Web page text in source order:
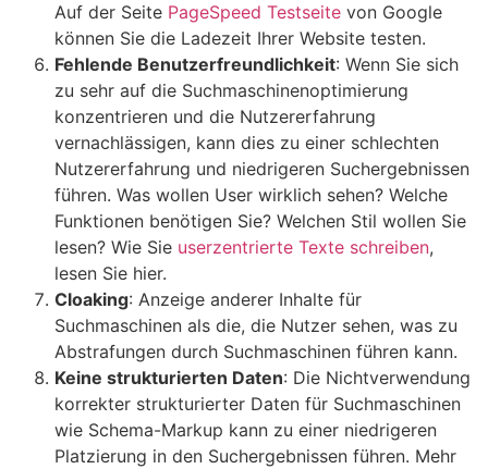
Auf der Seite PageSpeed Testseite von Google
können Sie die Ladezeit Ihrer Website testen.
Fehlende Benutzerfreundlichkeit: Wenn Sie sich
zu sehr auf die Suchmaschinenoptimierung
konzentrieren und die Nutzererfahrung
vernachlässigen, kann dies zu einer schlechten
Nutzererfahrung und niedrigeren Suchergebnissen
führen. Was wollen User wirklich sehen? Welche
Funktionen benötigen Sie? Welchen Stil wollen Sie
lesen? Wie Sie userzentrierte Texte schreiben,
lesen Sie hier.
Cloaking: Anzeige anderer Inhalte für
Suchmaschinen als die, die Nutzer sehen, was zu
Abstrafungen durch Suchmaschinen führen kann.
Keine strukturierten Daten: Die Nichtverwendung
korrekter strukturierter Daten für Suchmaschinen
wie Schema-Markup kann zu einer niedrigeren
Platzierung in den Suchergebnissen führen. Mehr